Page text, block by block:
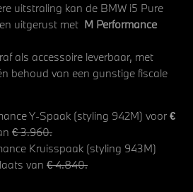
uitstraling kan de BMW i5 Pure
uitgerust met M Performance
als accessoire leverbaar, met
behoud van een gunstige fiscale
Y-Spaak (styling 942M) voor €
€ 3.960.
Kruisspaak (styling 943M)
van € 4.840.